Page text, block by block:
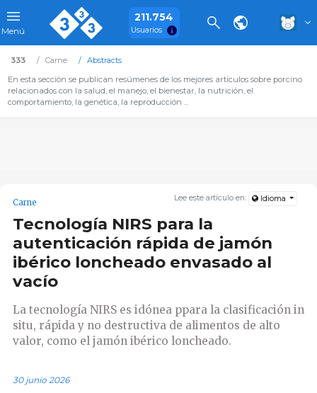
Menú
211.754
Usuarios
333 Carne
Abstracts
En esta sección se publican resúmenes de los mejores artículos sobre porcino
relacionados con la salud, el manejo, el bienestar, la nutrición, el
comportamiento, la genética, la reproducción ...
Lee este artículo en: Idioma
Carne
Tecnología NIRS para la
autenticación rápida de jamón
ibérico loncheado envasado al
vacío
La tecnología NIRS es idónea ppara la clasificación in
situ, rápida y no destructiva de alimentos de alto
valor, como el jamón ibérico loncheado.
30 junio 2026